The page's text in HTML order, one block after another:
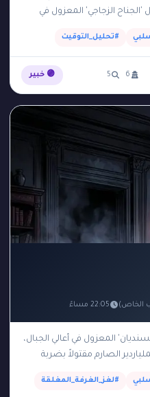
'الجناح الزجاجي' المعزول في
#تحليل_التوقيت
6
5 🟣 خبير
الخاص) 22:05 مساءً
المعزول في أعالي الجبال،
الصارم مقتولاً بضربة
#لغز_الغرفة_المغلقة